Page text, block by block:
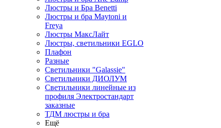
Люстры и Бра Benetti
Люстры и бра Maytoni и
Freya
Люстры МаксЛайт
Люстры, светильники EGLO
Плафон
Разные
Светильники "Galassie"
Светильники ДИОЛУМ
Светильники линейные из
профиля Электростандарт
заказные
ТДМ люстры и бра
Ещё